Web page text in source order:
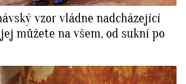
vzor vládne nadcházející
můžete na všem, od sukní po